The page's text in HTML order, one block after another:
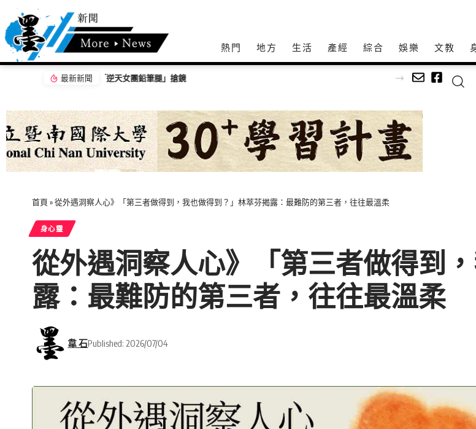
熱門 地方 生活 產經 綜合 娛樂 文教
最新新聞 【百工達人】 從音樂教育到生命陪伴 黛玉老師以生命經驗打造共學平台
首頁 »從外遇洞察人心》「第三者做得到，我也做得到？」林萃芬揭露：最難防的第三者，往往最溫柔
身心𩆜
從外遇洞察人心》「第三者做得到
露：最難防的第三者，往往最溫柔
韋 石Published: 2026/07/04